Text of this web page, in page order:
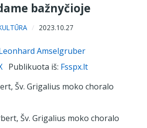
bažnyčioje
2023.10.27
Amselgruber
Publikuota iš: Fsspx.lt
Šv. Grigalius moko choralo